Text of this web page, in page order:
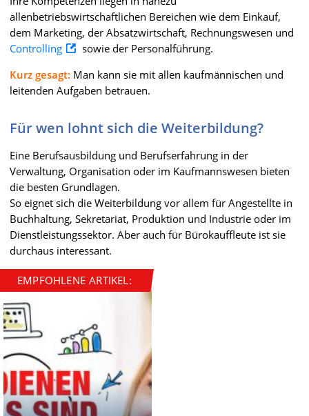
allenbetriebswirtschaftlichen Bereichen wie dem Einkauf,
dem Marketing, der Absatzwirtschaft, Rechnungswesen und
Controlling
sowie der Personalführung.
Kurz gesagt: Man kann sie mit allen kaufmännischen und
leitenden Aufgaben betrauen.
Für wen lohnt sich die Weiterbildung?
Eine Berufsausbildung und Berufserfahrung in der
Verwaltung, Organisation oder im Kaufmannswesen bieten
die besten Grundlagen.
So eignet sich die Weiterbildung vor allem für Angestellte in
Buchhaltung, Sekretariat, Produktion und Industrie oder im
Dienstleistungssektor. Aber auch für Bürokauffleute ist sie
durchaus interessant.
EMPFOHLENE ARTIKEL: